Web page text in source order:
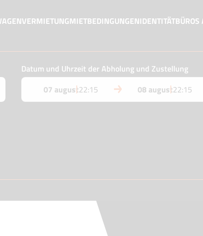
MIETBEDINGUNGENIDENTITÄTBÜROS
Datum und Uhrzeit der Abholung und Zustellung
07 august22:15 08 august22:15